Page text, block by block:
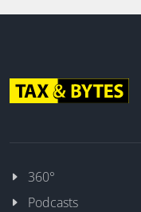
360°
Podcasts